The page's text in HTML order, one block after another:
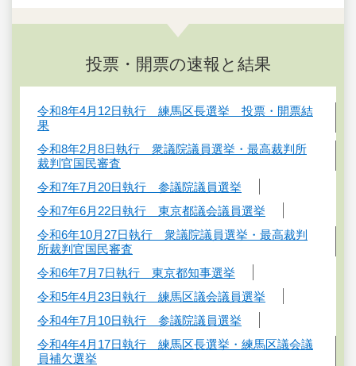
投票・開票の速報と結果
令和8年4月12日執行 練馬区長選挙 投票・開票結
果
令和8年2月8日執行 衆議院議員選挙・最高裁判所
裁判官国民審査
令和7年7月20日執行 参議院議員選挙
令和7年6月22日執行 東京都議会議員選挙
令和6年10月27日執行 衆議院議員選挙・最高裁判
所裁判官国民審査
令和6年7月7日執行 東京都知事選挙
令和5年4月23日執行 練馬区議会議員選挙
令和4年7月10日執行 参議院議員選挙
令和4年4月17日執行 練馬区長選挙・練馬区議会議
員補欠選挙